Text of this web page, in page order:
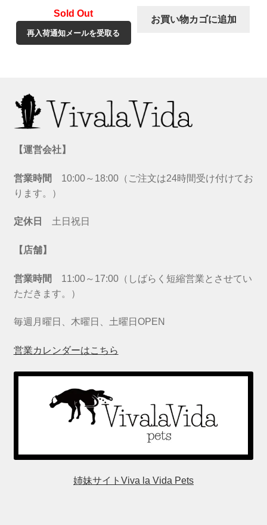
再入荷通知メールを受取る
お買い物カゴに追加
【運営会社】
営業時間 10:00～18:00（ご注文は24時間受け付けてお
ります。）
定休日 土日祝日
【店舗】
営業時間 11:00～17:00（しばらく短縮営業とさせてい
ただきます。）
毎週月曜日、木曜日、土曜日OPEN
営業カレンダーはこちら
姉妹サイトViva la Vida Pets